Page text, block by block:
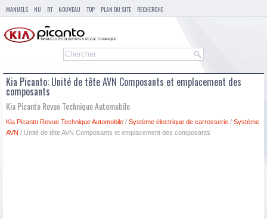
MANUELS NU RT NOUVEAU TOP PLAN DU SITE RECHERCHE
Kia Picanto: Unité de tête AVN Composants et emplacement des
composants
Kia Picanto Revue Technique Automobile
Kia Picanto Revue Technique Automobile / Système électrique de carrosserie / Système
AVN / Unité de tête AVN Composants et emplacement des composants